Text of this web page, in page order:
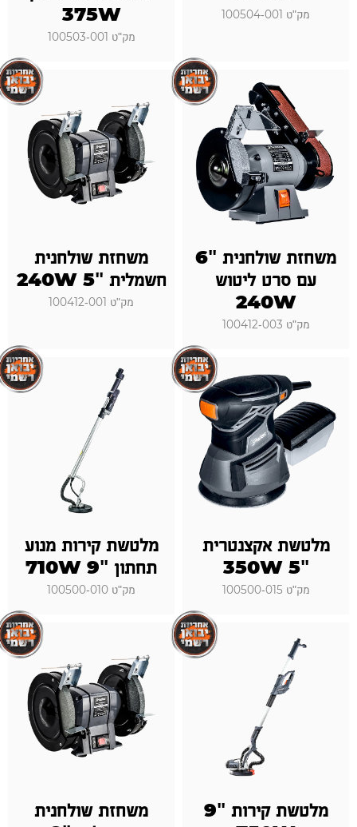
מק"ט 100504-001
375W
מק"ט 100503-001
משחזת שולחנית "6
עם סרט ליטוש
240W
מק"ט 100412-003
משחזת שולחנית
חשמלית "5 240W
מק"ט 100412-001
מלטשת אקצנטרית
"5 350W
מק"ט 100500-015
מלטשת קירות מנוע
תחתון "9 710W
מק"ט 100500-010
מלטשת קירות "9
משחזת שולחנית